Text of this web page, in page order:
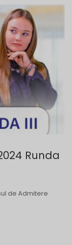
Runda
de Admitere